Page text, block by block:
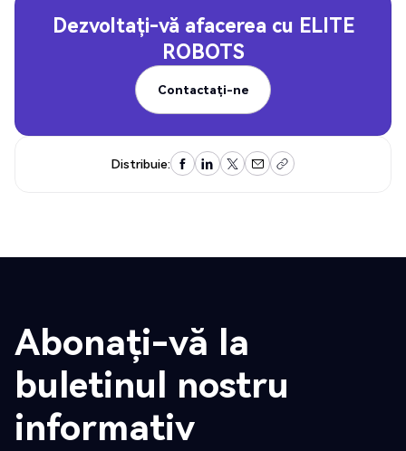
Dezvoltați-vă afacerea cu ELITE
ROBOTS
Contactați-ne
Contactați-ne
Distribuie:
Abonați-vă la
buletinul nostru
informativ